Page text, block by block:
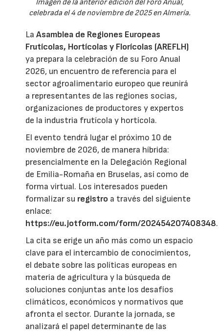
Imagen de la anterior edición del Foro Anual,
celebrada el 4 de noviembre de 2025 en Almería.
LaAsamblea de Regiones Europeas
Frutícolas, Hortícolas y Florícolas (AREFLH)
ya prepara la celebración de su Foro Anual
2026, un encuentro de referencia para el
sector agroalimentario europeo que reunirá
a representantes de las regiones socias,
organizaciones de productores y expertos
de la industria frutícola y hortícola.
El evento tendrá lugar el próximo 10 de
noviembre de 2026, de manera híbrida:
presencialmente en la Delegación Regional
de Emilia-Romaña en Bruselas, así como de
forma virtual. Los interesados pueden
formalizar su registro a través del siguiente
enlace:
https://eu.jotform.com/form/202454207408348.
La cita se erige un año más como un espacio
clave para el intercambio de conocimientos,
el debate sobre las políticas europeas en
materia de agricultura y la búsqueda de
soluciones conjuntas ante los desafíos
climáticos, económicos y normativos que
afronta el sector. Durante la jornada, se
analizará el papel determinante de las